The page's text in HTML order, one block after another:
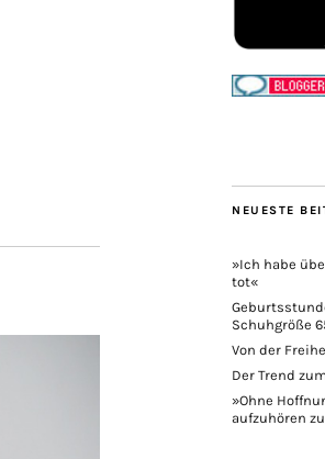
NEUESTE
»Ich habe
tot«
Schuhgröße
Von der
Der Trend
»Ohne
aufzuhören